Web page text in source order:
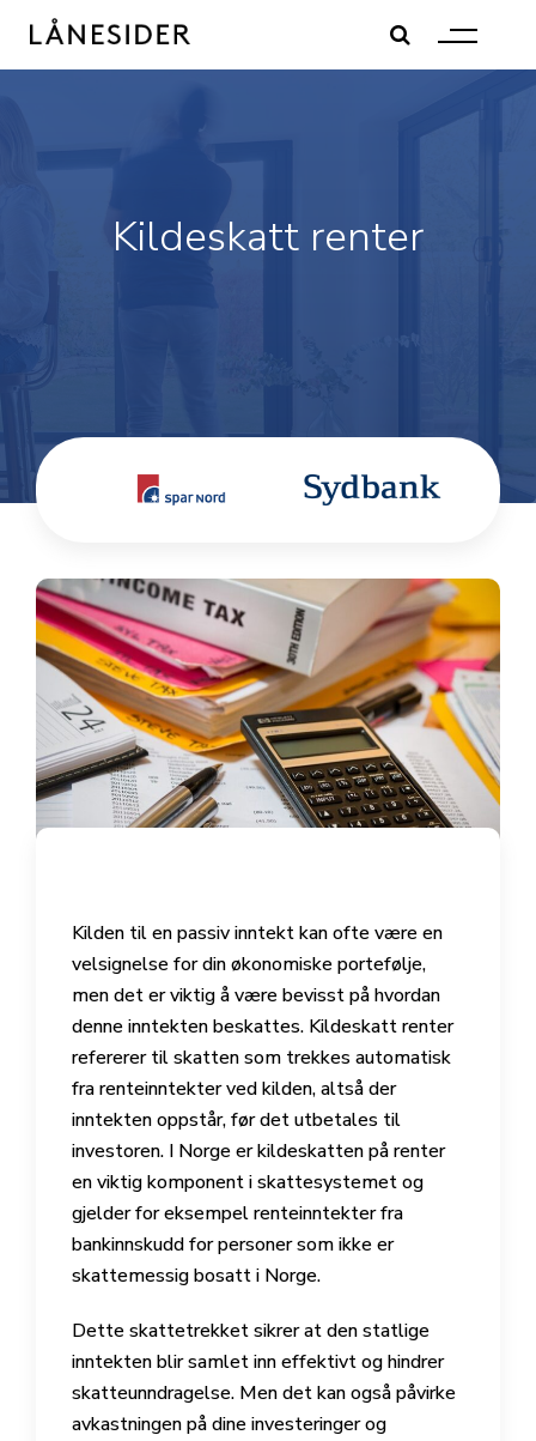
content
Kildeskatt renter
Kilden til en passiv inntekt kan ofte være en
velsignelse for din økonomiske portefølje,
men det er viktig å være bevisst på hvordan
denne inntekten beskattes. Kildeskatt renter
refererer til skatten som trekkes automatisk
fra renteinntekter ved kilden, altså der
inntekten oppstår, før det utbetales til
investoren. I Norge er kildeskatten på renter
en viktig komponent i skattesystemet og
gjelder for eksempel renteinntekter fra
bankinnskudd for personer som ikke er
skattemessig bosatt i Norge.
Dette skattetrekket sikrer at den statlige
inntekten blir samlet inn effektivt og hindrer
skatteunndragelse. Men det kan også påvirke
avkastningen på dine investeringer og